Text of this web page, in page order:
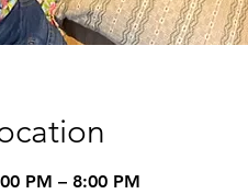
PM – 8:00 PM